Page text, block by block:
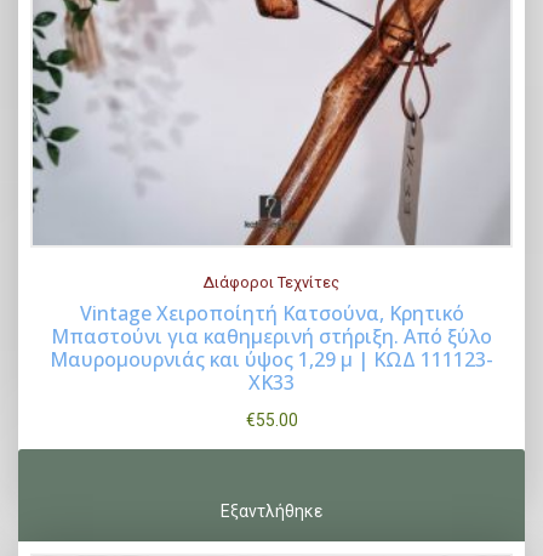
Buy Now
Διάφοροι Τεχνίτες
Vintage Χειροποίητή Κατσούνα, Κρητικό
Μπαστούνι για καθημερινή στήριξη. Από ξύλο
Μαυρομουρνιάς και ύψος 1,29 μ | ΚΩΔ 111123-
ΧΚ33
€55.00